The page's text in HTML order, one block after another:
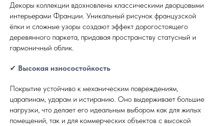
Декоры коллекции вдохновлены классическими дворцовыми
интерьерами Франции. Уникальный рисунок французской
ёлки и сложные узоры создают эффект дорогостоящего
деревянного паркета, придавая пространству статусный и
гармоничный облик.
✔ Высокая износостойкость
Покрытие устойчиво к механическим повреждениям,
царапинам, ударам и истиранию. Оно выдерживает большие
нагрузки, что делает его идеальным выбором как для жилых
помещений, так и для коммерческих объектов с высокой